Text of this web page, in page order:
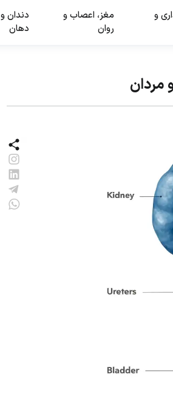
و
مغز، اعصاب و
روان
دندان و
دهان